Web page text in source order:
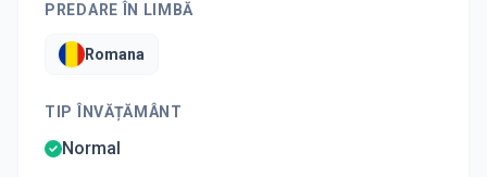
PREDARE ÎN LIMBĂ
Romana
TIP ÎNVĂȚĂMÂNT
Normal